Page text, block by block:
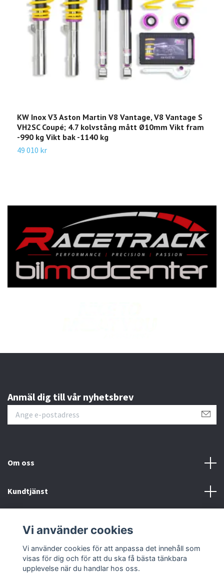
KW Inox V3 Aston Martin V8 Vantage, V8 Vantage S
VH2SC Coupé; 4.7 kolvstång mått Ø10mm Vikt fram
-990 kg Vikt bak -1140 kg
49 010 kr
Anmäl dig till vår nyhetsbrev
Om oss
Kundtjänst
Sociala medier
Vi använder cookies
Vi använder cookies för att anpassa det innehåll som
visas för dig och för att du ska få bästa tänkbara
upplevelse när du handlar hos oss.